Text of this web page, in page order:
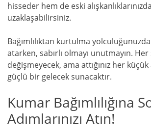
hisseder hem de eski
uzaklaşabilirsiniz.
Bağımlılıktan kurtulma
atarken, sabırlı olmayı unutmayın.
değişmeyecek, ama attığınız her
güçlü bir gelecek sunacaktır.
Kumar Bağımlılığına
Adımlarınızı Atın!